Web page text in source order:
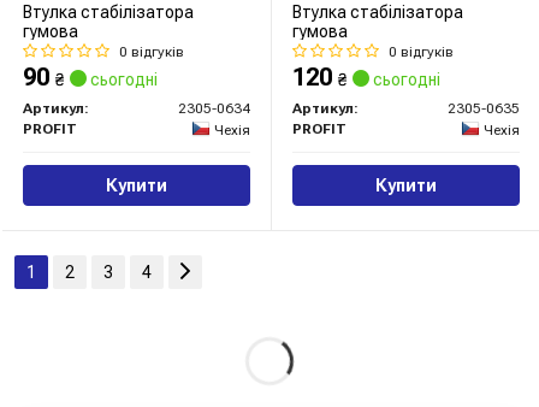
Втулка стабілізатора
гумова
0 відгуків
90 ₴ сьогодні
Артикул:
2305-0634
PROFIT
Чехія
Купити
Втулка стабілізатора
гумова
0 відгуків
120 ₴ сьогодні
Артикул:
2305-0635
PROFIT
Чехія
Купити
1 2 3 4